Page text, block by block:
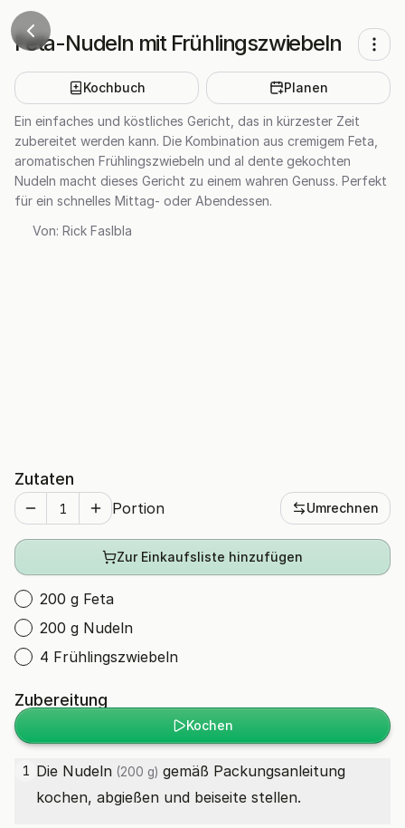
Feta-Nudeln mit Frühlingszwiebeln
Kochbuch Planen
Ein einfaches und köstliches Gericht, das in kürzester Zeit
zubereitet werden kann. Die Kombination aus cremigem Feta,
aromatischen Frühlingszwiebeln und al dente gekochten
Nudeln macht dieses Gericht zu einem wahren Genuss. Perfekt
für ein schnelles Mittag- oder Abendessen.
Von: Rick Faslbla
Zutaten
Portion Umrechnen
Zur Einkaufsliste hinzufügen
200 g Feta
200 g Nudeln
4 Frühlingszwiebeln
Zubereitung
Kochen
1 Die Nudeln (200 g) gemäß Packungsanleitung
kochen, abgießen und beiseite stellen.